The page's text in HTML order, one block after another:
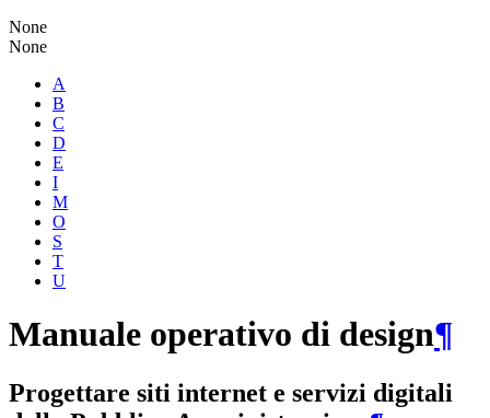
None
None
A
B
C
D
E
I
M
O
S
T
U
Manuale operativo di design¶
Progettare siti internet e servizi digitali